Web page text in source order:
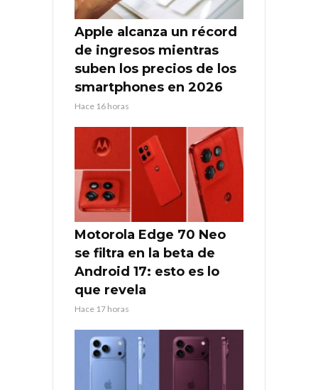
Apple alcanza un récord
de ingresos mientras
suben los precios de los
smartphones en 2026
Hace 16 horas
Motorola Edge 70 Neo
se filtra en la beta de
Android 17: esto es lo
que revela
Hace 17 horas